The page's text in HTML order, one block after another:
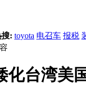
搜: toyota 电召车 报税
化台湾美